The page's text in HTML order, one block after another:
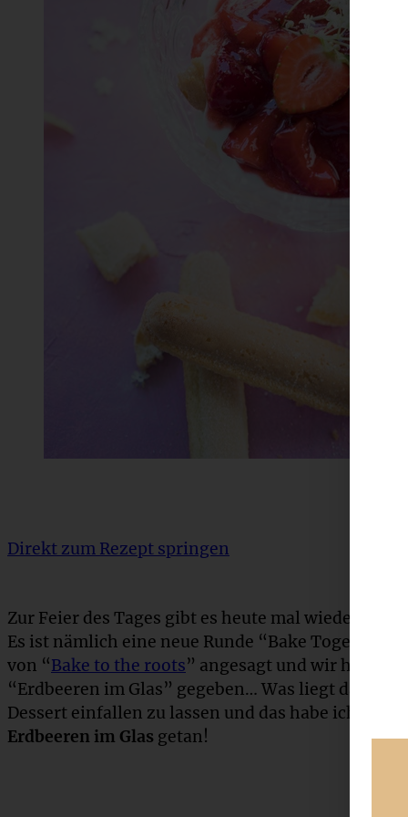
Direkt zum Rezept springen
Zur Feier des Tages gibt es heute mal wieder ein
Es ist nämlich eine neue Runde “Bake Together –
von “Bake to the roots” angesagt und wir haben
“Erdbeeren im Glas” gegeben… Was liegt da also
Dessert einfallen zu lassen und das habe ich mit
Erdbeeren im Glas getan!